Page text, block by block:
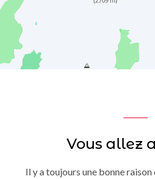
Vous allez
Il y a toujours une bonne